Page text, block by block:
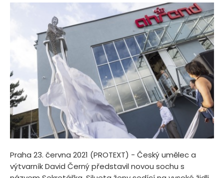
Praha 23. června 2021 (PROTEXT) - Český umělec a
výtvarník David Černý představil novou sochu s